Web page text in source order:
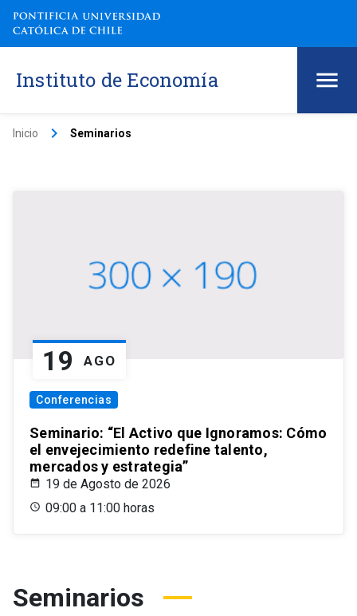
Instituto de Economía
Inicio keyboard_arrow_right Seminarios
19 AGO
Conferencias
Seminario: “El Activo que Ignoramos: Cómo
el envejecimiento redefine talento,
mercados y estrategia”
19 de Agosto de 2026
09:00 a 11:00 horas
Seminarios